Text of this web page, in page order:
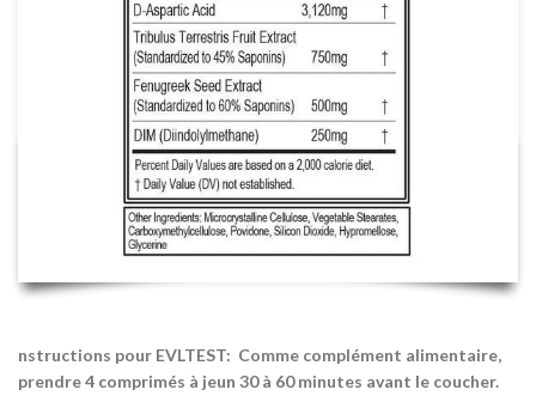
nstructions pour EVLTEST: Comme complément alimentaire,
prendre 4 comprimés à jeun 30 à 60 minutes avant le coucher.